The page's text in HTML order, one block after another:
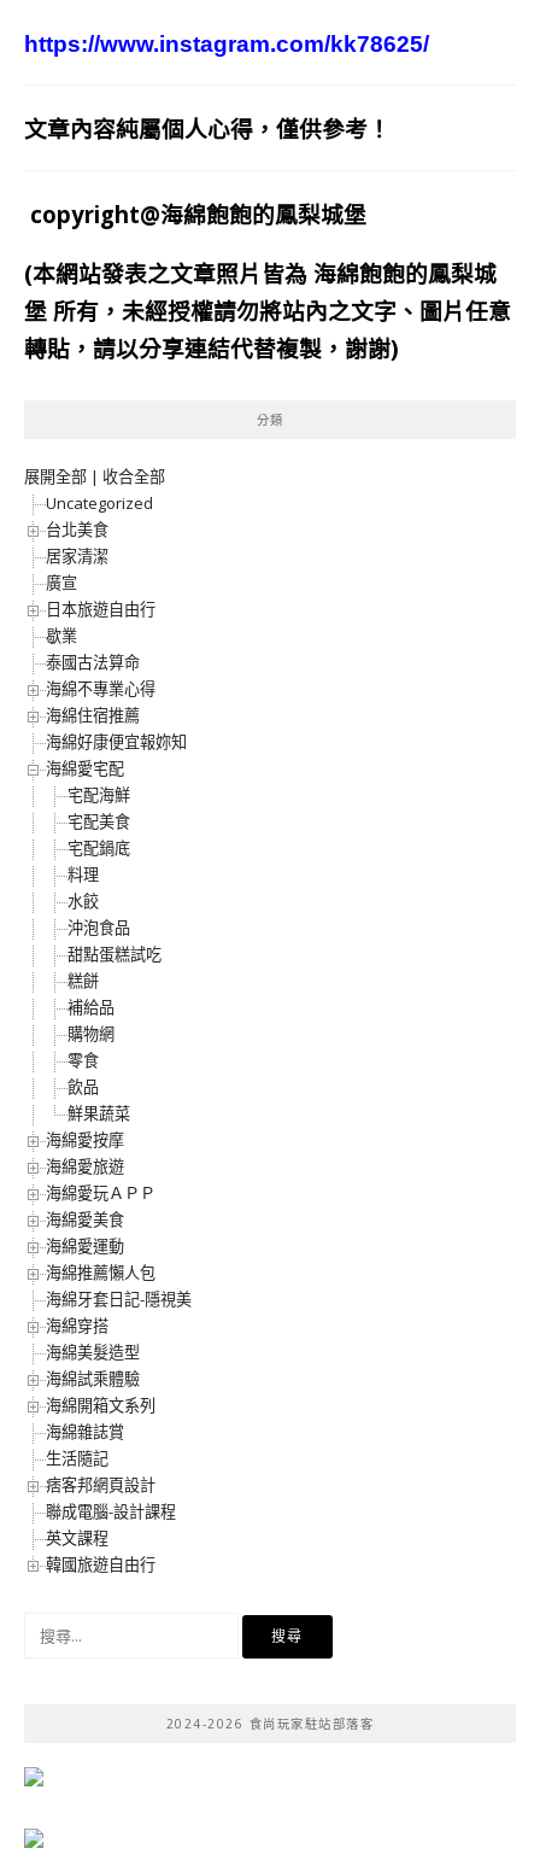
https://www.instagram.com/kk78625/
文章內容純屬個人心得，僅供參考！
copyright@海綿飽飽的鳳梨城堡
(本網站發表之文章照片皆為 海綿飽飽的鳳梨城
堡 所有，未經授權請勿將站內之文字、圖片任意
轉貼，請以分享連結代替複製，謝謝)
分類
展開全部 | 收合全部
Uncategorized
台北美食
居家清潔
廣宣
日本旅遊自由行
歇業
泰國古法算命
海綿不專業心得
海綿住宿推薦
海綿好康便宜報妳知
海綿愛宅配
宅配海鮮
宅配美食
宅配鍋底
料理
水餃
沖泡食品
甜點蛋糕試吃
糕餅
補給品
購物網
零食
飲品
鮮果蔬菜
海綿愛按摩
海綿愛旅遊
海綿愛玩ＡＰＰ
海綿愛美食
海綿愛運動
海綿推薦懶人包
海綿牙套日記-隱視美
海綿穿搭
海綿美髮造型
海綿試乘體驗
海綿開箱文系列
海綿雜誌賞
生活隨記
痞客邦網頁設計
聯成電腦-設計課程
英文課程
韓國旅遊自由行
2024-2026 食尚玩家駐站部落客